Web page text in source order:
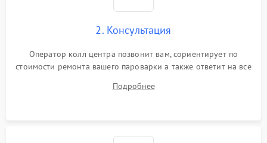
2. Консультация
Оператор колл центра позвонит вам, сориентирует по
стоимости ремонта вашего пароварки а также ответит на все
Подробнее